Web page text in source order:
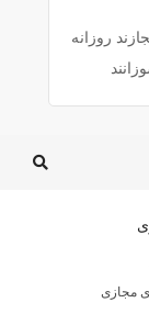
روزانه
مجازی